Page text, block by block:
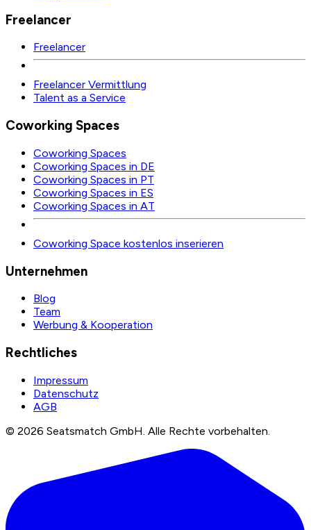
Freelancer
Freelancer
Freelancer Vermittlung
Talent as a Service
Coworking Spaces
Coworking Spaces
Coworking Spaces in DE
Coworking Spaces in PT
Coworking Spaces in ES
Coworking Spaces in AT
Coworking Space kostenlos inserieren
Unternehmen
Blog
Team
Werbung & Kooperation
Rechtliches
Impressum
Datenschutz
AGB
© 2026 Seatsmatch GmbH. Alle Rechte vorbehalten.